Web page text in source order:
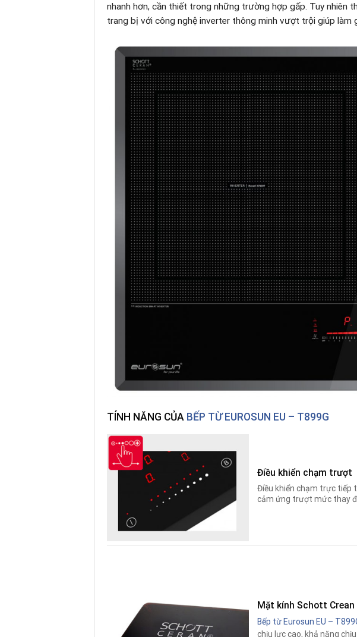
nhanh hơn, cần thiết trong những trường hợp gấp. Tuy nhiên
trang bị với công nghệ inverter thông minh vượt trội giúp
TÍNH NĂNG CỦA BẾP TỪ EUROSUN EU – T899G
Điều khiển chạm trượt
Điều khiển chạm trực tiếp
cảm ứng trượt mức thay
Mặt kính Schott Crean
Bếp từ Eurosun EU –
chịu lực cao, khả năng